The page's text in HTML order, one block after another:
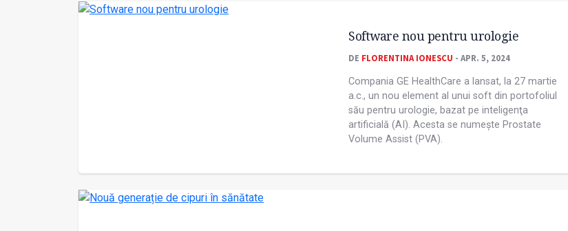
Software nou pentru urologie
DE FLORENTINA IONESCU - APR. 5, 2024
Compania GE HealthCare a lansat, la 27 martie
a.c., un nou element al unui soft din portofoliul
său pentru urologie, bazat pe inteligenţa
artificială (AI). Acesta se numește Prostate
Volume Assist (PVA).